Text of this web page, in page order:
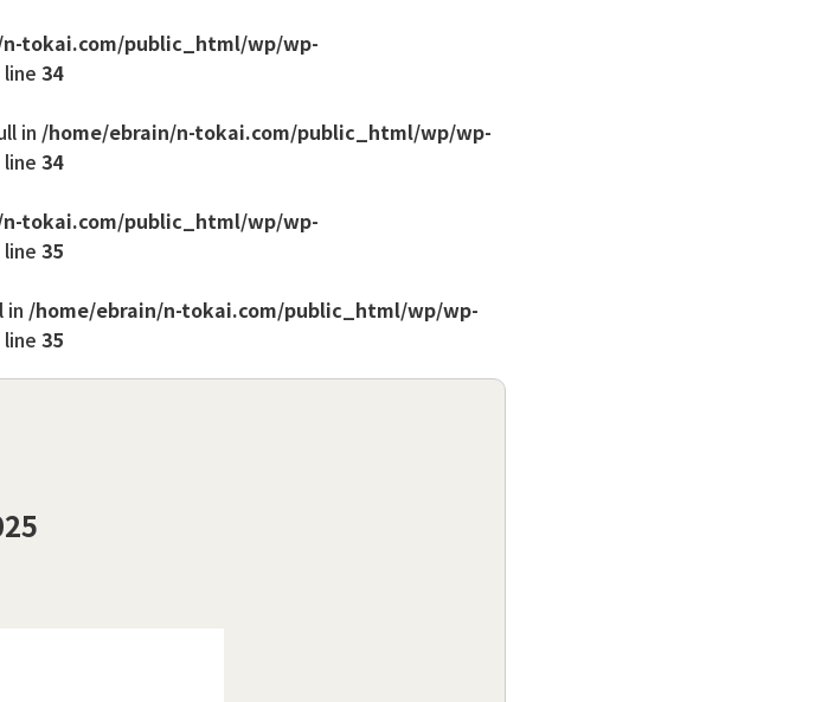
tokai.com/public_html/wp/wp-
line 34
in /home/ebrain/n-tokai.com/public_html/wp/wp-
line 34
tokai.com/public_html/wp/wp-
line 35
in /home/ebrain/n-tokai.com/public_html/wp/wp-
line 35